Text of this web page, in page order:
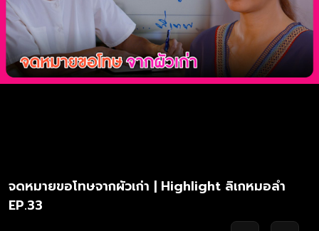
จดหมายขอโทษจากผัวเก่า | Highlight ลิเกหมอลำ
EP.33